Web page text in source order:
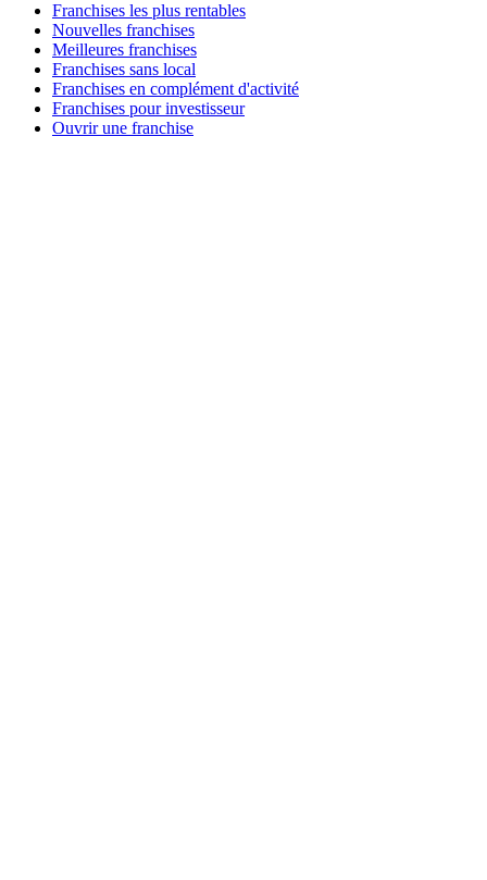
Franchises les plus rentables
Nouvelles franchises
Meilleures franchises
Franchises sans local
Franchises en complément d'activité
Franchises pour investisseur
Ouvrir une franchise